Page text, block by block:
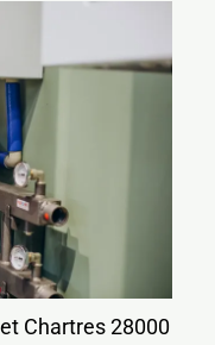
Chartres 28000